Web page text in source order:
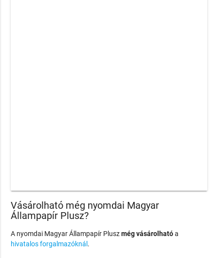
Vásárolható még nyomdai Magyar
Állampapír Plusz?
A nyomdai Magyar Állampapír Pluszmég vásárolhatóa
hivatalos forgalmazóknál .